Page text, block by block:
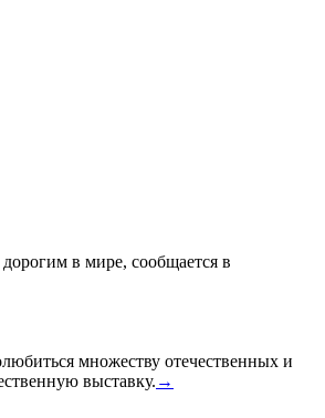
в мире, сообщается в
множеству отечественных и
выставку. →